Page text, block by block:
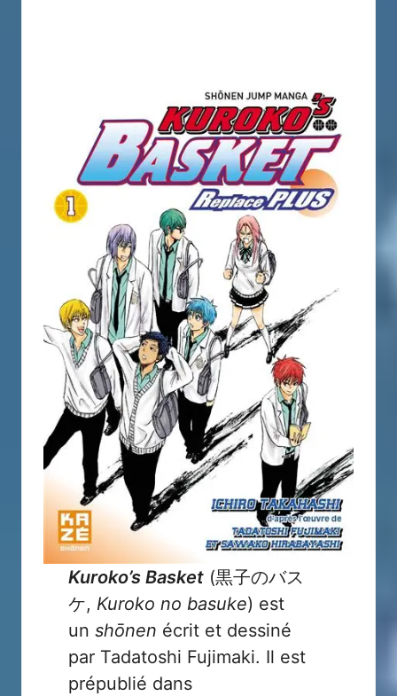
Kuroko’s Basket (黒子のバス
ケ, Kuroko no basuke) est
un shōnen écrit et dessiné
par Tadatoshi Fujimaki. Il est
prépublié dans